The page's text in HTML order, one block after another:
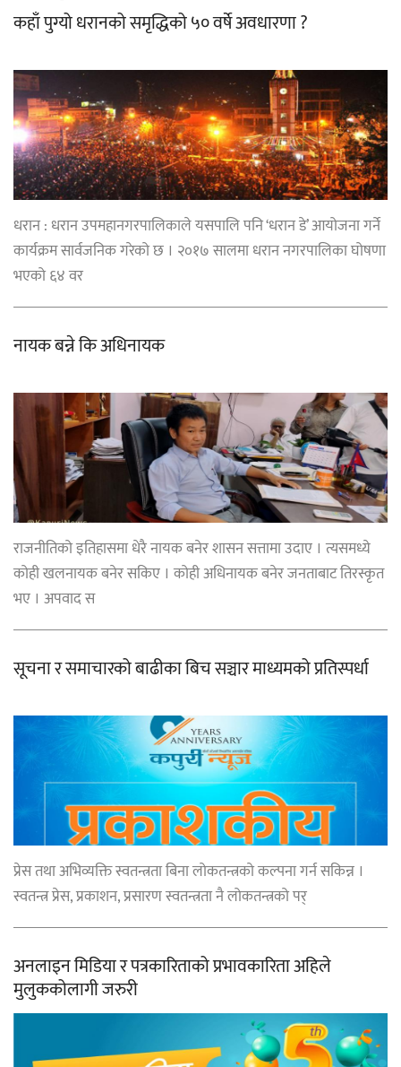
कहाँ पुग्यो धरानको समृद्धिको ५० वर्षे अवधारणा ?
धरान : धरान उपमहानगरपालिकाले यसपालि पनि ‘धरान डे’ आयोजना गर्ने
कार्यक्रम सार्वजनिक गरेको छ । २०१७ सालमा धरान नगरपालिका घोषणा
भएको ६४ वर
नायक बन्ने कि अधिनायक
राजनीतिको इतिहासमा धेरै नायक बनेर शासन सत्तामा उदाए । त्यसमध्ये
कोही खलनायक बनेर सकिए । कोही अधिनायक बनेर जनताबाट तिरस्कृत
भए । अपवाद स
सूचना र समाचारको बाढीका बिच सञ्चार माध्यमको प्रतिस्पर्धा
प्रेस तथा अभिव्यक्ति स्वतन्त्रता बिना लोकतन्त्रको कल्पना गर्न सकिन्न ।
स्वतन्त्र प्रेस, प्रकाशन, प्रसारण स्वतन्त्रता नै लोकतन्त्रको पर्
अनलाइन मिडिया र पत्रकारिताको प्रभावकारिता अहिले
मुलुककोलागी जरुरी